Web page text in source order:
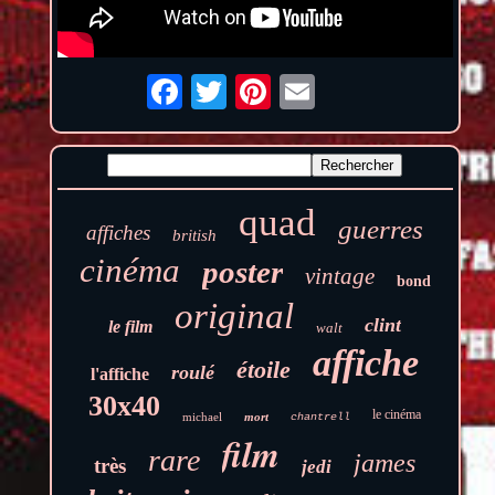
affiches british quad guerres
cinéma poster vintage bond
le film original walt clint
l'affiche roulé étoile affiche
30x40 michael mort chantrell le cinéma
très rare film jedi james